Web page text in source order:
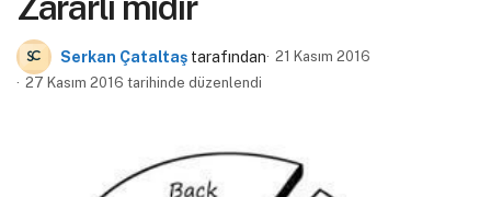
Serkan Çataltaş tarafından 21 Kasım 2016
27 Kasım 2016 tarihinde düzenlendi